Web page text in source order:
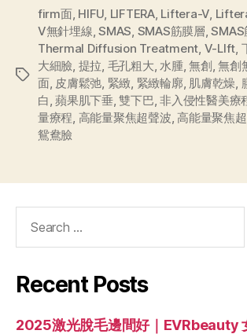
firm面, HIFU, LIFTERA, Liftera-V,
V無針埋線,SMAS, SMAS筋膜層,SMAS
Thermal Diffusion Treatment, V-LIft,
大細臉, 提拉, 毛孔粗大,水腫,無創,無創
面, 皮膚鬆弛, 緊緻, 緊緻輪廓, 肌膚乾燥,
白,蘋果肌下垂,雙下巴,非入侵性醫美療
量療程, 高能量聚焦超聲波,高能量聚焦
鴛鴦臉
Recent Posts
2025激光脫毛邊間好｜EVRbeauty